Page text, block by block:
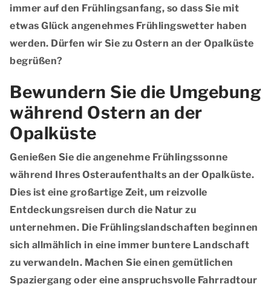
immer auf den Frühlingsanfang, so dass Sie mit
etwas Glück angenehmes Frühlingswetter haben
werden. Dürfen wir Sie zu Ostern an der Opalküste
begrüßen?
Bewundern Sie die Umgebung
während Ostern an der
Opalküste
Genießen Sie die angenehme Frühlingssonne
während Ihres Osteraufenthalts an der Opalküste.
Dies ist eine großartige Zeit, um reizvolle
Entdeckungsreisen durch die Natur zu
unternehmen. Die Frühlingslandschaften beginnen
sich allmählich in eine immer buntere Landschaft
zu verwandeln. Machen Sie einen gemütlichen
Spaziergang oder eine anspruchsvolle Fahrradtour